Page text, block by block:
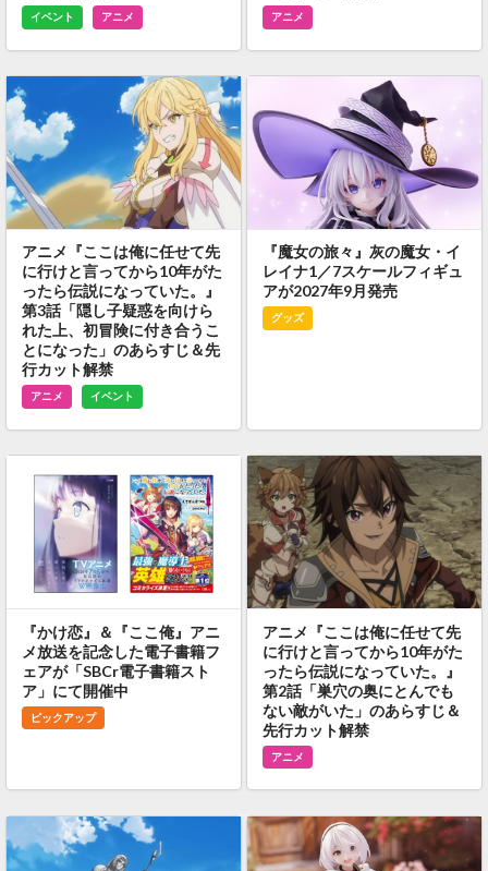
イベント アニメ アニメ
アニメ『ここは俺に任せて先
に行けと言ってから10年がた
ったら伝説になっていた。』
第3話「隠し子疑惑を向けら
れた上、初冒険に付き合うこ
とになった」のあらすじ＆先
行カット解禁
アニメ イベント
『魔女の旅々』灰の魔女・イ
レイナ1／7スケールフィギュ
アが2027年9月発売
グッズ
『かけ恋』＆『ここ俺』アニ
メ放送を記念した電子書籍フ
ェアが「SBCr電子書籍スト
ア」にて開催中
ピックアップ
アニメ『ここは俺に任せて先
に行けと言ってから10年がた
ったら伝説になっていた。』
第2話「巣穴の奥にとんでも
ない敵がいた」のあらすじ＆
先行カット解禁
アニメ